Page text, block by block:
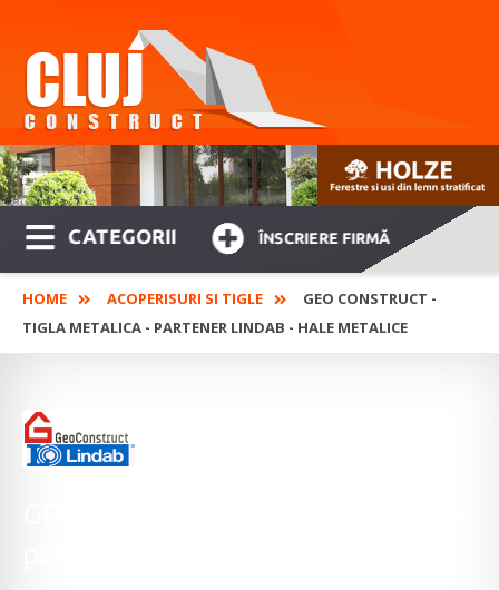
CATEGORII ÎNSCRIERE FIRMĂ
HOME ACOPERISURI SI TIGLE
GEO CONSTRUCT -
TIGLA METALICA - PARTENER LINDAB - HALE METALICE